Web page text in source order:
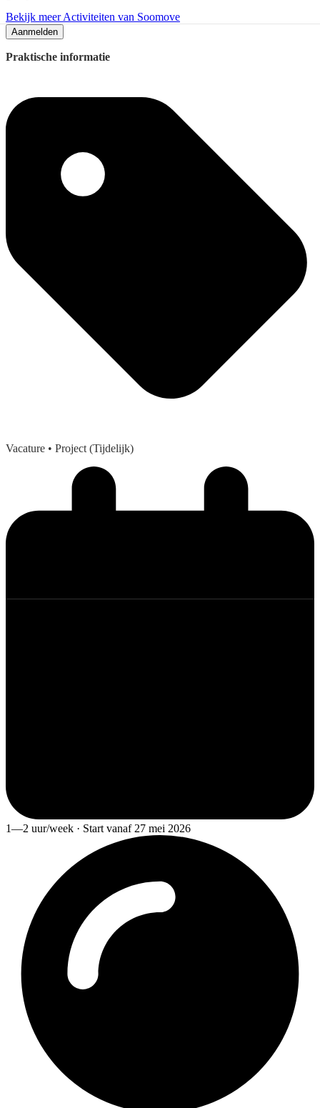
Bekijk meer Activiteiten van Soomove
Aanmelden
Praktische informatie
Vacature • Project (Tijdelijk)
1—2 uur/week · Start vanaf 27 mei 2026